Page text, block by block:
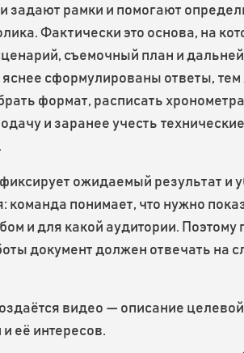
задают рамки и помогают
Фактически это основа, на
съемочный план и
сформулированы ответы, тем
формат, расписать
и заранее учесть технические
ожидаемый результат и
команда понимает, что нужно
и для какой аудитории. Поэтому
документ должен отвечать на
видео — описание целевой
её интересов.